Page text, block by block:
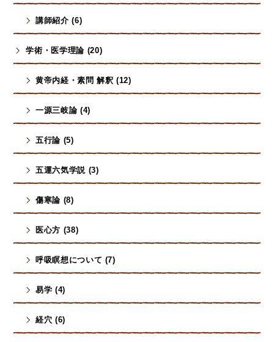
講師紹介 (6)
学術・医学理論 (20)
黄帝内経・素問 解釈 (12)
一源三岐論 (4)
五行論 (5)
五運六気学説 (3)
傷寒論 (8)
医心方 (38)
呼吸瞑想について (7)
易学 (4)
経穴 (6)